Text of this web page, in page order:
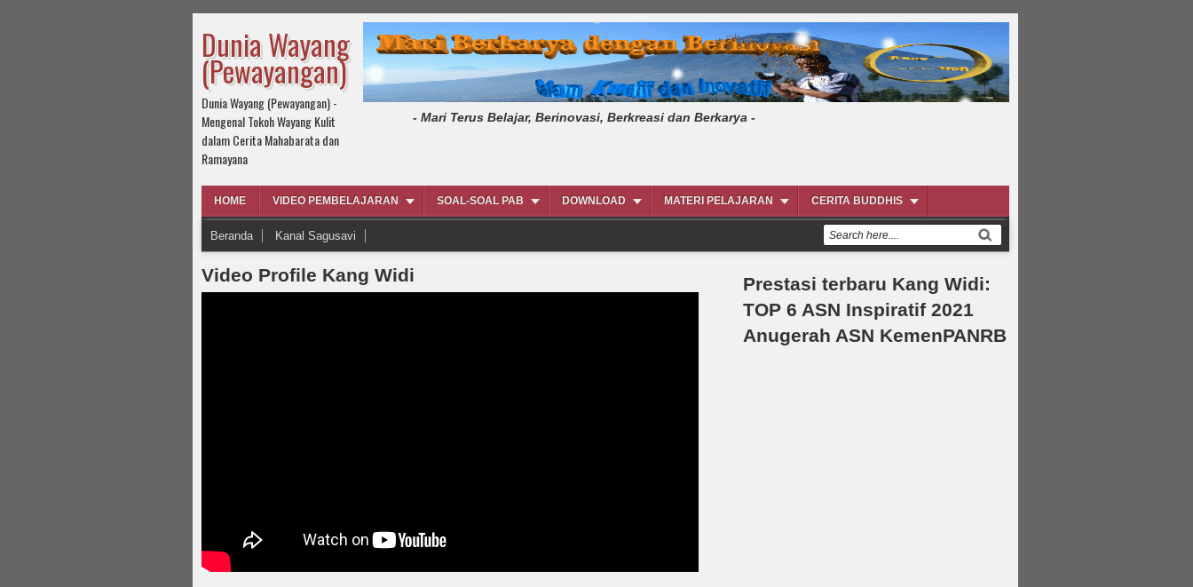
Dunia Wayang
(Pewayangan)
Dunia Wayang (Pewayangan) -
Mengenal Tokoh Wayang Kulit
dalam Cerita Mahabarata dan
Ramayana
- Mari Terus Belajar, Berinovasi, Berkreasi dan Berkarya -
HOME VIDEO PEMBELAJARAN SOAL-SOAL PAB DOWNLOAD MATERI PELAJARAN CERITA BUDDHIS
Beranda Kanal Sagusavi
Video Profile Kang Widi
Prestasi terbaru Kang Widi:
TOP 6 ASN Inspiratif 2021
Anugerah ASN KemenPANRB